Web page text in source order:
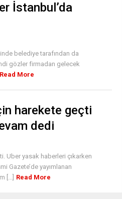
İstanbul’da
belediye tarafından da
gözler firmadan gelecek
Read More
harekete geçti
dedi
Uber yasak haberleri çıkarken
Gazete’de yayımlanan
[...] Read More